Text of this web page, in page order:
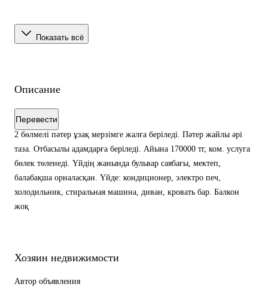
Показать всё
Описание
Перевести
2 бөлмелі пәтер ұзақ мерзімге жалға беріледі. Пәтер жайлы әрі
таза. Отбасылы адамдарға беріледі. Айына 170000 тг, ком. услуга
бөлек төленеді. Үйдің жанында бульвар саябағы, мектеп,
балабақша орналасқан. Үйде: кондиционер, электро печ,
холодильник, стиральная машина, диван, кровать бар. Балкон
жоқ
Хозяин недвижимости
Автор объявления